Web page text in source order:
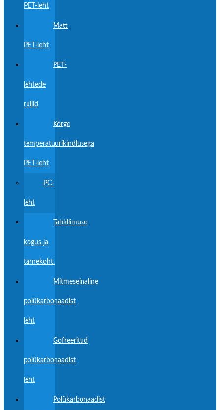
PET-leht
Matt
PET-leht
PET-
lehtede
rullid
Kõrge
temperatuurikindlusega
PET-leht
PC-
leht
Tahkllimuse
kogus ja
tarnekoht.
Mitmeseinaline
polükarbonaadist
leht
Gofreeritud
polükarbonaadist
leht
Polükarbonaadist